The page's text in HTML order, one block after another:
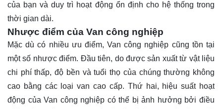
của bạn và duy trì hoạt động ổn định cho hệ thống trong
thời gian dài.
Nhược điểm của Van công nghiệp
Mặc dù có nhiều ưu điểm, Van công nghiệp cũng tồn tại
một số nhược điểm. Đầu tiên, do được sản xuất từ vật liệu
chi phí thấp, độ bền và tuổi thọ của chúng thường không
cao bằng các loại van cao cấp. Thứ hai, hiệu suất hoạt
động của Van công nghiệp có thể bị ảnh hưởng bởi điều